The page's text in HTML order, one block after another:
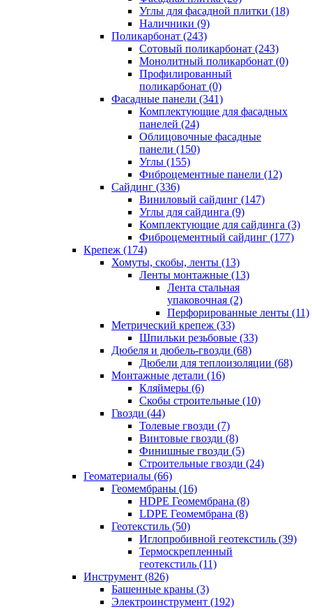
Углы для фасадной плитки (18)
Наличники (9)
Поликарбонат (243)
Сотовый поликарбонат (243)
Монолитный поликарбонат (0)
Профилированный
поликарбонат (0)
Фасадные панели (341)
Комплектующие для фасадных
панелей (24)
Облицовочные фасадные
панели (150)
Углы (155)
Фиброцементные панели (12)
Сайдинг (336)
Виниловый сайдинг (147)
Углы для сайдинга (9)
Комплектующие для сайдинга (3)
Фиброцементный сайдинг (177)
Крепеж (174)
Хомуты, скобы, ленты (13)
Ленты монтажные (13)
Лента стальная
упаковочная (2)
Перфорированные ленты (11)
Метрический крепеж (33)
Шпильки резьбовые (33)
Дюбеля и дюбель-гвозди (68)
Дюбели для теплоизоляции (68)
Монтажные детали (16)
Кляймеры (6)
Скобы строительные (10)
Гвозди (44)
Толевые гвозди (7)
Винтовые гвозди (8)
Финишные гвозди (5)
Строительные гвозди (24)
Геоматериалы (66)
Геомембраны (16)
HDPE Геомембрана (8)
LDPE Геомембрана (8)
Геотекстиль (50)
Иглопробивной геотекстиль (39)
Термоскрепленный
геотекстиль (11)
Инструмент (826)
Башенные краны (3)
Электроинструмент (192)